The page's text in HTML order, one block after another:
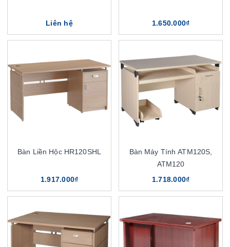
Liên hệ 1.650.000₫
Bàn Liền Hộc HR120SHL
1.917.000₫
Bàn Máy Tính ATM120S,
ATM120
1.718.000₫